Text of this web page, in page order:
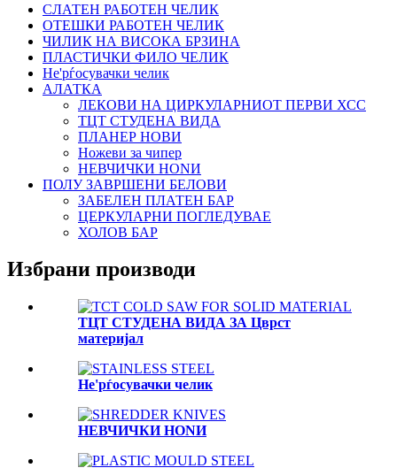
СЛАТЕН РАБОТЕН ЧЕЛИК
OTЕШКИ РАБОТЕН ЧЕЛИК
ЧИЛИК НА ВИСОКА БРЗИНА
ПЛАСТИЧКИ ФИЛО ЧЕЛИК
Не'рѓосувачки челик
АЛАТКА
ЛЕКОВИ НА ЦИРКУЛАРНИОТ ПЕРВИ ХСС
ТЦТ СТУДЕНА ВИДА
ПЛАНЕР НОВИ
Ножеви за чипер
НЕВЧИЧКИ НОNИ
ПОЛУ ЗАВРШЕНИ БЕЛОВИ
ЗАБЕЛЕН ПЛАТЕН БАР
ЦЕРКУЛАРНИ ПОГЛЕДУВАЕ
ХОЛОВ БАР
Избрани производи
ТЦТ СТУДЕНА ВИДА ЗА Цврст
материјал
Не'рѓосувачки челик
НЕВЧИЧКИ НОNИ